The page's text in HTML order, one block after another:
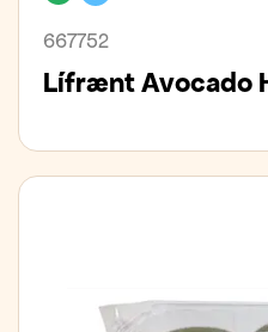
667752
Lífrænt Avocado